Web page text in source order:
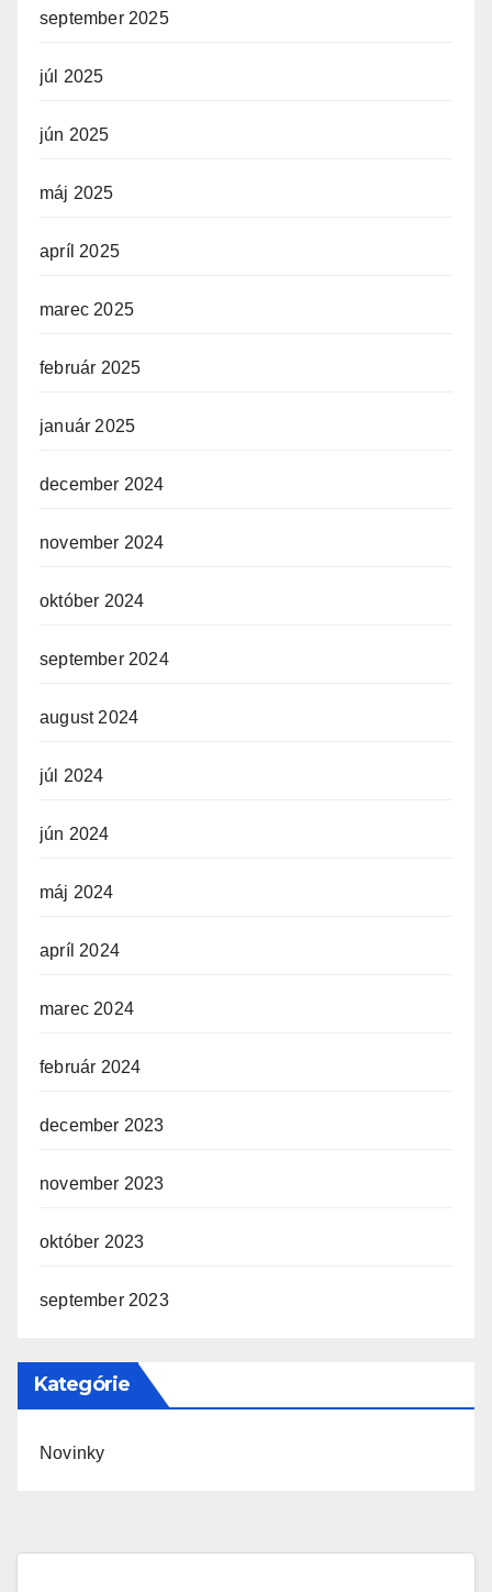
september 2025
júl 2025
jún 2025
máj 2025
apríl 2025
marec 2025
február 2025
január 2025
december 2024
november 2024
október 2024
september 2024
august 2024
júl 2024
jún 2024
máj 2024
apríl 2024
marec 2024
február 2024
december 2023
november 2023
október 2023
september 2023
Kategórie
Novinky